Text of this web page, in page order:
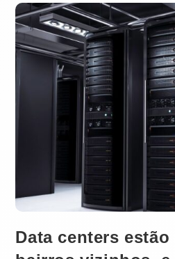
A
E
ABRINDO
Data centers